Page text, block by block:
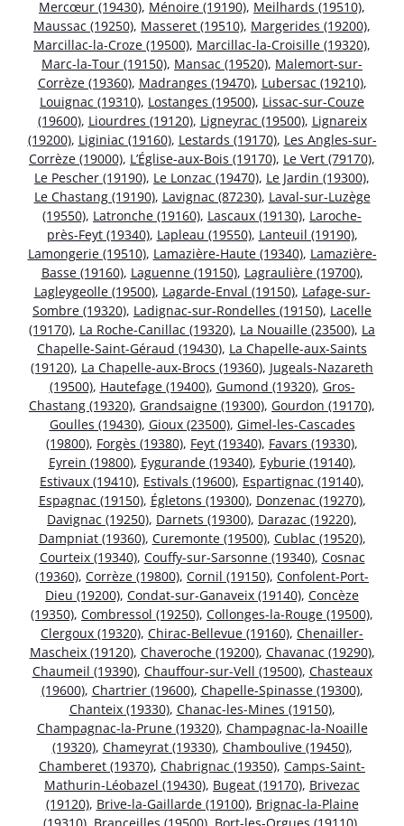
Mercœur (19430), Ménoire (19190), Meilhards (19510),
Maussac (19250), Masseret (19510), Margerides (19200),
Marcillac-la-Croze (19500), Marcillac-la-Croisille (19320),
Marc-la-Tour (19150), Mansac (19520), Malemort-sur-
Corrèze (19360), Madranges (19470), Lubersac (19210),
Louignac (19310), Lostanges (19500), Lissac-sur-Couze
(19600), Liourdres (19120), Ligneyrac (19500), Lignareix
(19200), Liginiac (19160), Lestards (19170), Les Angles-sur-
Corrèze (19000), L’Église-aux-Bois (19170), Le Vert (79170),
Le Pescher (19190), Le Lonzac (19470), Le Jardin (19300),
Le Chastang (19190), Lavignac (87230), Laval-sur-Luzège
(19550), Latronche (19160), Lascaux (19130), Laroche-
près-Feyt (19340), Lapleau (19550), Lanteuil (19190),
Lamongerie (19510), Lamazière-Haute (19340), Lamazière-
Basse (19160), Laguenne (19150), Lagraulière (19700),
Lagleygeolle (19500), Lagarde-Enval (19150), Lafage-sur-
Sombre (19320), Ladignac-sur-Rondelles (19150), Lacelle
(19170), La Roche-Canillac (19320), La Nouaille (23500), La
Chapelle-Saint-Géraud (19430), La Chapelle-aux-Saints
(19120), La Chapelle-aux-Brocs (19360), Jugeals-Nazareth
(19500), Hautefage (19400), Gumond (19320), Gros-
Chastang (19320), Grandsaigne (19300), Gourdon (19170),
Goulles (19430), Gioux (23500), Gimel-les-Cascades
(19800), Forgès (19380), Feyt (19340), Favars (19330),
Eyrein (19800), Eygurande (19340), Eyburie (19140),
Estivaux (19410), Estivals (19600), Espartignac (19140),
Espagnac (19150), Égletons (19300), Donzenac (19270),
Davignac (19250), Darnets (19300), Darazac (19220),
Dampniat (19360), Curemonte (19500), Cublac (19520),
Courteix (19340), Couffy-sur-Sarsonne (19340), Cosnac
(19360), Corrèze (19800), Cornil (19150), Confolent-Port-
Dieu (19200), Condat-sur-Ganaveix (19140), Concèze
(19350), Combressol (19250), Collonges-la-Rouge (19500),
Clergoux (19320), Chirac-Bellevue (19160), Chenailler-
Mascheix (19120), Chaveroche (19200), Chavanac (19290),
Chaumeil (19390), Chauffour-sur-Vell (19500), Chasteaux
(19600), Chartrier (19600), Chapelle-Spinasse (19300),
Chanteix (19330), Chanac-les-Mines (19150),
Champagnac-la-Prune (19320), Champagnac-la-Noaille
(19320), Chameyrat (19330), Chamboulive (19450),
Chamberet (19370), Chabrignac (19350), Camps-Saint-
Mathurin-Léobazel (19430), Bugeat (19170), Brivezac
(19120), Brive-la-Gaillarde (19100), Brignac-la-Plaine
(19310), Branceilles (19500), Bort-les-Orgues (19110),